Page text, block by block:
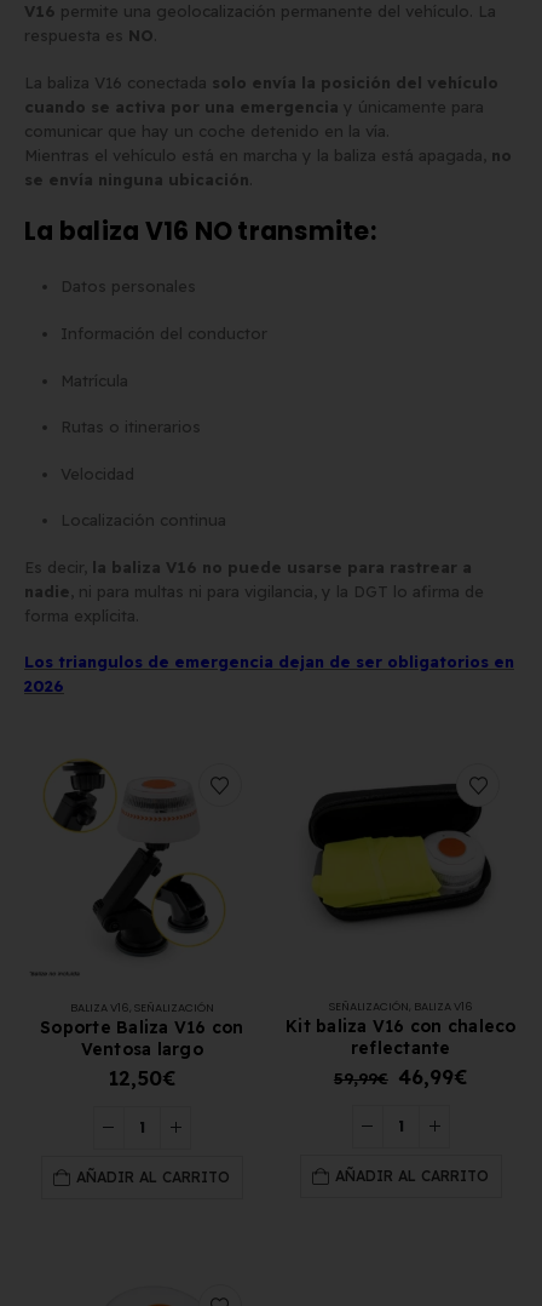
V16 permite una geolocalización permanente del vehículo. La
respuesta es NO
La baliza V16 conectada solo envía la posición del vehículo
cuando se activa por una emergencia y únicamente para
comunicar que hay un coche detenido en la vía.
Mientras el vehículo está en marcha y la baliza está apagada, no
se envía ninguna ubicación
La baliza V16 NO transmite:
Datos personales
Información del conductor
Matrícula
Rutas o itinerarios
Velocidad
Localización continua
Es decir, la baliza V16 no puede usarse para rastrear a
nadie , ni para multas ni para vigilancia, y la DGT lo afirma de
forma explícita.
Los triangulos de emergencia dejan de ser obligatorios en
2026
BALIZA V16, SEÑALIZACIÓN
Soporte Baliza V16 con
Ventosa largo
12,50€
AÑADIR AL CARRITO
SEÑALIZACIÓN, BALIZA V16
Kit baliza V16 con chaleco
reflectante
59,99€ 46,99€
AÑADIR AL CARRITO